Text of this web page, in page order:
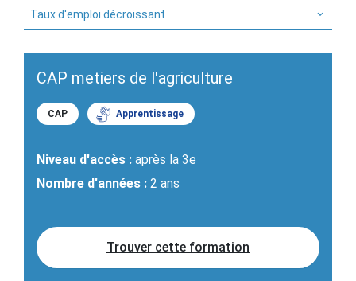
Taux d'emploi décroissant
CAP metiers de l'agriculture
CAP Apprentissage
Niveau d'accès : après la 3e
Nombre d'années : 2 ans
Trouver cette formation